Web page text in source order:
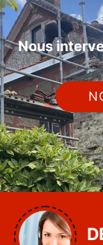
Nous